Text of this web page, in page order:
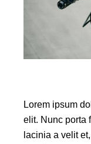
Lorem ipsum
elit. Nunc porta
lacinia a velit